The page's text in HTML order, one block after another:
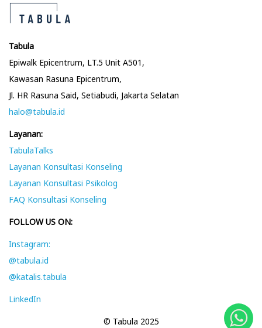
Tabula
Epiwalk Epicentrum, LT.5 Unit A501,
Kawasan Rasuna Epicentrum,
Jl. HR Rasuna Said, Setiabudi, Jakarta Selatan
halo@tabula.id
Layanan:
TabulaTalks
Layanan Konsultasi Konseling
Layanan Konsultasi Psikolog
FAQ Konsultasi Konseling
FOLLOW US ON:
Instagram:
@tabula.id
@katalis.tabula
LinkedIn
© Tabula 2025